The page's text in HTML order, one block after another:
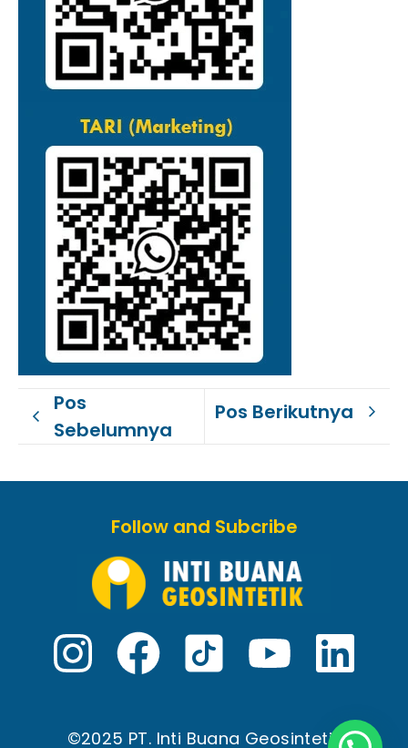
Pos
Sebelumnya
Pos Berikutnya
Follow and Subcribe
©2025 PT. Inti Buana Geosintetik